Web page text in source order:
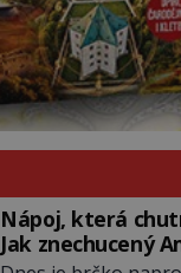
Nápoj, která
Jak znechucený